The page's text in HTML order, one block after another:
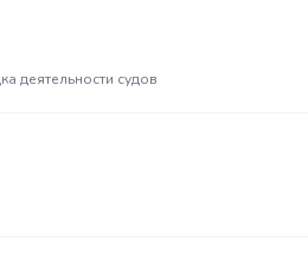
деятельности судов